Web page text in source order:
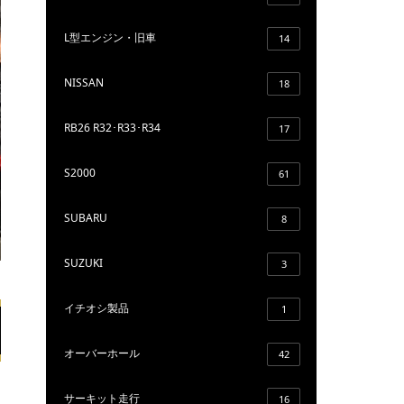
L型エンジン・旧車 14
NISSAN 18
RB26 R32･R33･R34 17
S2000 61
SUBARU 8
SUZUKI 3
イチオシ製品 1
オーバーホール 42
サーキット走行 16